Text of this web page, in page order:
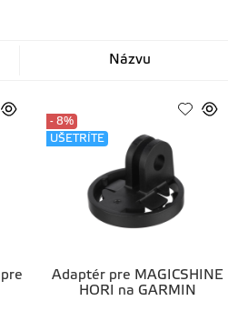
Adaptér pre MAGICSHINE
HORI na GARMIN
- 8%
UŠETRÍTE